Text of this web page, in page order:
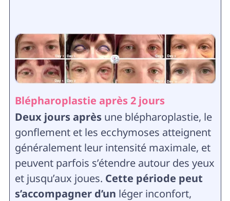
Blépharoplastie après 2 jours
Deux jours après une blépharoplastie, le
gonflement et les ecchymoses atteignent
généralement leur intensité maximale, et
peuvent parfois s’étendre autour des yeux
et jusqu’aux joues. Cette période peut
s’accompagner d’un léger inconfort,